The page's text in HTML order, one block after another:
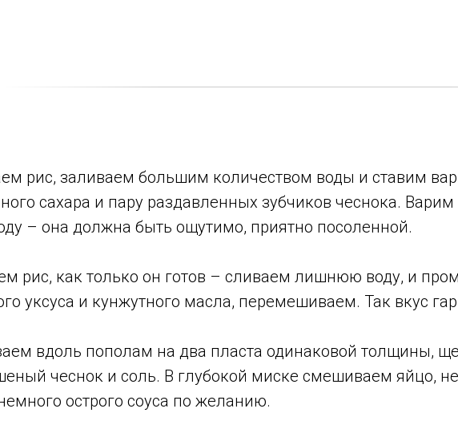
рис, заливаем большим количеством воды и ставим
сахара и пару раздавленных зубчиков чеснока.
– она должна быть ощутимо, приятно посоленной.
рис, как только он готов – сливаем лишнюю воду, и
уксуса и кунжутного масла, перемешиваем. Так вкус
вдоль пополам на два пласта одинаковой толщины,
чеснок и соль. В глубокой миске смешиваем яйцо,
острого соуса по желанию.